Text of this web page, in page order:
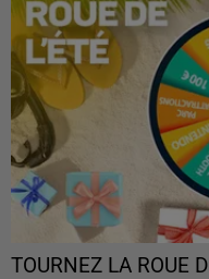
TOURNEZ LA ROUE